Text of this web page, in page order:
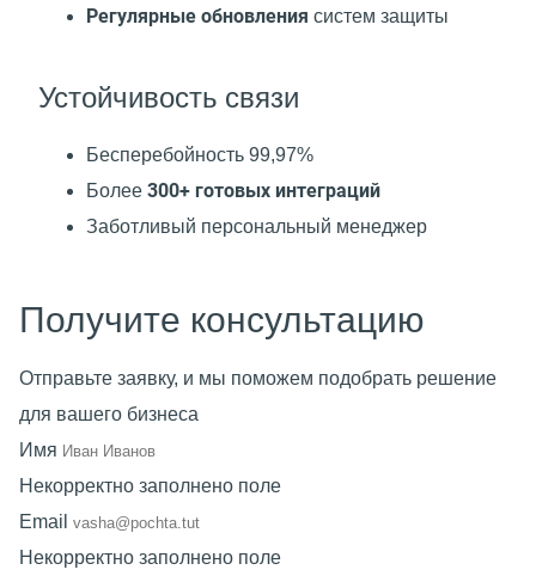
Регулярные обновления систем защиты
Устойчивость связи
Бесперебойность 99,97%
Более 300+ готовых интеграций
Заботливый персональный менеджер
Получите консультацию
Отправьте заявку, и мы поможем подобрать решение
для вашего бизнеса
Имя
Некорректно заполнено поле
Email
Некорректно заполнено поле